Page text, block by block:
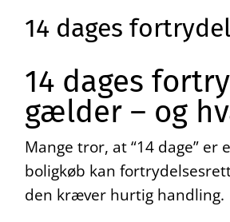
14 dages
14 dages
gælder – og
Mange tror, at “14 dage”
boligkøb kan
den kræver hurtig handling.